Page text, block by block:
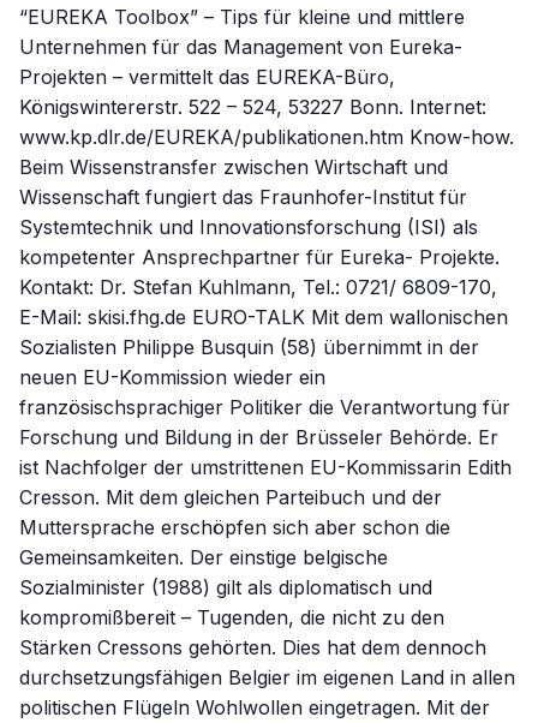
“EUREKA Toolbox” – Tips für kleine und mittlere
Unternehmen für das Management von Eureka-
Projekten – vermittelt das EUREKA-Büro,
Königswintererstr. 522 – 524, 53227 Bonn. Internet:
www.kp.dlr.de/EUREKA/publikationen.htm Know-how.
Beim Wissenstransfer zwischen Wirtschaft und
Wissenschaft fungiert das Fraunhofer-Institut für
Systemtechnik und Innovationsforschung (ISI) als
kompetenter Ansprechpartner für Eureka- Projekte.
Kontakt: Dr. Stefan Kuhlmann, Tel.: 0721/ 6809-170,
E-Mail: skisi.fhg.de EURO-TALK Mit dem wallonischen
Sozialisten Philippe Busquin (58) übernimmt in der
neuen EU-Kommission wieder ein
französischsprachiger Politiker die Verantwortung für
Forschung und Bildung in der Brüsseler Behörde. Er
ist Nachfolger der umstrittenen EU-Kommissarin Edith
Cresson. Mit dem gleichen Parteibuch und der
Muttersprache erschöpfen sich aber schon die
Gemeinsamkeiten. Der einstige belgische
Sozialminister (1988) gilt als diplomatisch und
kompromißbereit – Tugenden, die nicht zu den
Stärken Cressons gehörten. Dies hat dem dennoch
durchsetzungsfähigen Belgier im eigenen Land in allen
politischen Flügeln Wohlwollen eingetragen. Mit der